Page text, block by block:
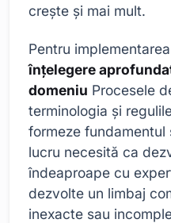
crește și mai mult.
Pentru
înțelegere
domeniu Procesele
terminologia și
formeze
lucru necesită ca
îndeaproape cu
dezvolte un limbaj
inexacte sau